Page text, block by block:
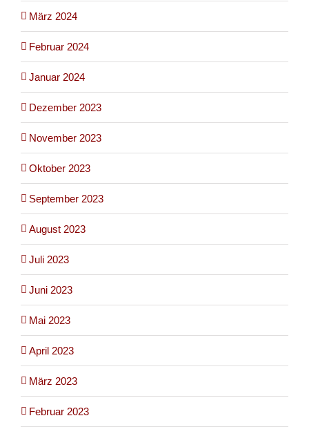
März 2024
Februar 2024
Januar 2024
Dezember 2023
November 2023
Oktober 2023
September 2023
August 2023
Juli 2023
Juni 2023
Mai 2023
April 2023
März 2023
Februar 2023